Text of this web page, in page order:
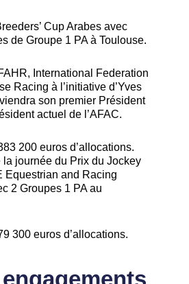
Cup Arabes avec
de Groupe 1 PA à Toulouse.
International Federation
Racing à l’initiative d’Yves
son premier Président
actuel de l’AFAC.
200 euros d’allocations.
la journée du Prix du Jockey
Equestrian and Racing
2 Groupes 1 PA au
300 euros d’allocations.